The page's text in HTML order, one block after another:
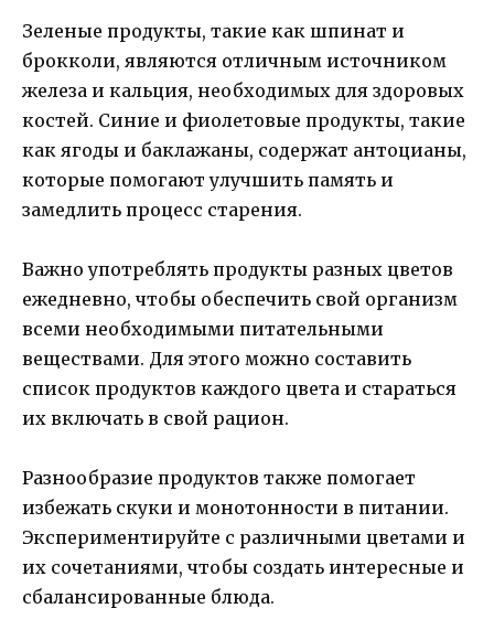
Зеленые продукты, такие как шпинат и
брокколи, являются отличным источником
железа и кальция, необходимых для здоровых
костей. Синие и фиолетовые продукты, такие
как ягоды и баклажаны, содержат антоцианы,
которые помогают улучшить память и
замедлить процесс старения.
Важно употреблять продукты разных цветов
ежедневно, чтобы обеспечить свой организм
всеми необходимыми питательными
веществами. Для этого можно составить
список продуктов каждого цвета и стараться
их включать в свой рацион.
Разнообразие продуктов также помогает
избежать скуки и монотонности в питании.
Экспериментируйте с различными цветами и
их сочетаниями, чтобы создать интересные и
сбалансированные блюда.